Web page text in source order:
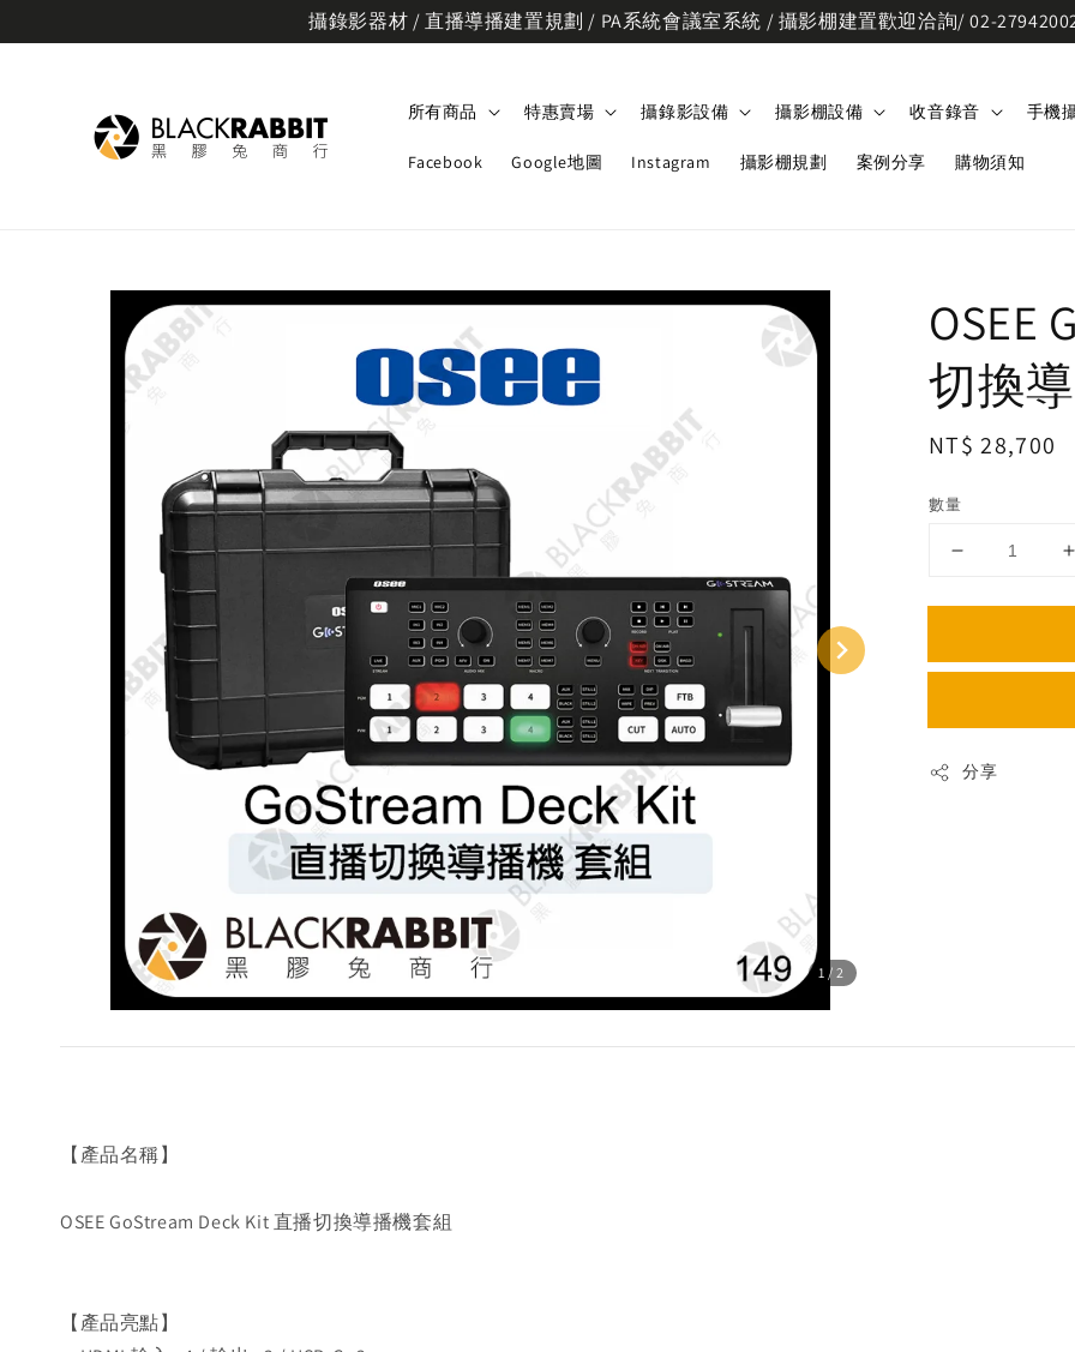
攝錄影器材 / 直播導播建置規劃 / PA系統會議室系統 / 攝影棚建置歡迎洽詢/ 02-
所有商品 特惠賣場 攝錄影設備 攝影棚設備 收音錄音 手機
Facebook Google地圖 Instagram 攝影棚規劃 案例分享 購物須知
1/2
OSEE
切換
Regular
NT$ 28,700
數量
分享
【產品名稱】
OSEE GoStream Deck Kit 直播切換導播機套組
【產品亮點】